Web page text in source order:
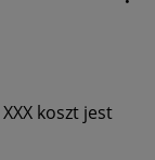
koszt jest